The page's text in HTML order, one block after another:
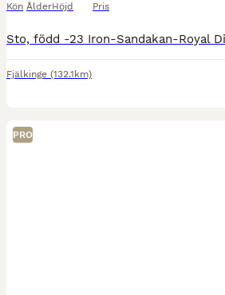
Kön ÅlderHöjd Pris
Fjälkinge (132.1km)
PRO